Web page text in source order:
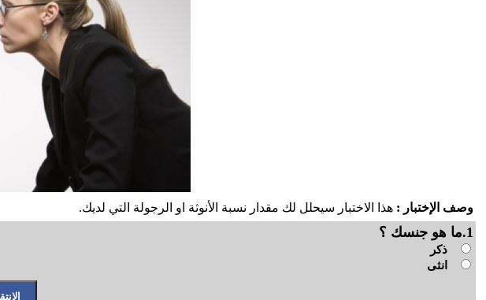
وصف الإختبار :هذا الاختبار سيحلل لك مقدار نسبة الأنوثة او الرجولة التي لديك.
1.ما هو جنسك ؟
ذكر
انثى